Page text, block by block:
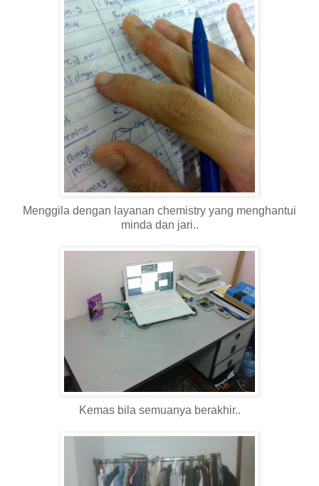
Menggila dengan layanan chemistry yang menghantui
minda dan jari..
Kemas bila semuanya berakhir..